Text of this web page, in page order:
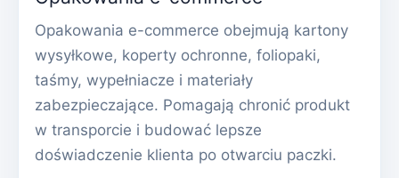
Opakowania e-commerce obejmują kartony
wysyłkowe, koperty ochronne, foliopaki,
taśmy, wypełniacze i materiały
zabezpieczające. Pomagają chronić produkt
w transporcie i budować lepsze
doświadczenie klienta po otwarciu paczki.